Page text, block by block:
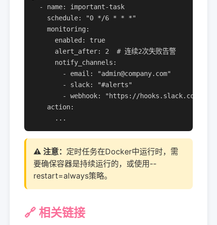
  - name: important-task
    schedule: "0 */6 * * *"
    monitoring:
      enabled: true
      alert_after: 2  # 连续2次失败告警
      notify_channels:
        - email: "admin@company.com"
        - slack: "#alerts"
        - webhook: "https://hooks.slack.com/..."
    action:
      ...
⚠️ 注意： 定时任务在Docker中运行时，需
要确保容器是持续运行的，或使用--
restart=always策略。
🔗 相关链接